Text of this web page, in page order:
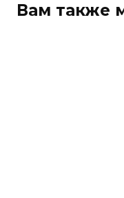
Вам также